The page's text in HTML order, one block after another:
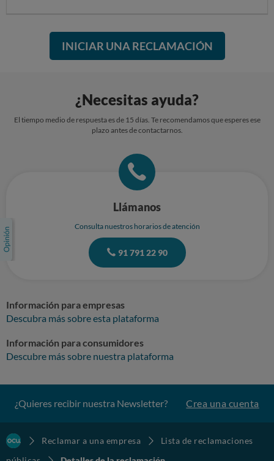
INICIAR UNA RECLAMACIÓN
¿Necesitas ayuda?
El tiempo medio de respuesta es de 15 días. Te recomendamos que esperes ese
plazo antes de contactarnos.
Llámanos
Consulta nuestros horarios de atención
91 791 22 90
Información para empresas
Descubra más sobre esta plataforma
Información para consumidores
Descubre más sobre nuestra plataforma
¿Quieres recibir nuestra Newsletter? Crea una cuenta
Reclamar a una empresa
Lista de reclamaciones